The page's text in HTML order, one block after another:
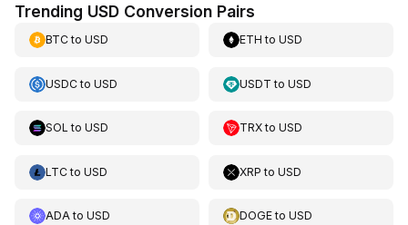
Trending USD Conversion Pairs
BTCto USD ETH toUSD
USDCto USD USDT toUSD
SOL to USD TRXtoUSD
LTCto USD XRP toUSD
ADAto USD DOGEtoUSD